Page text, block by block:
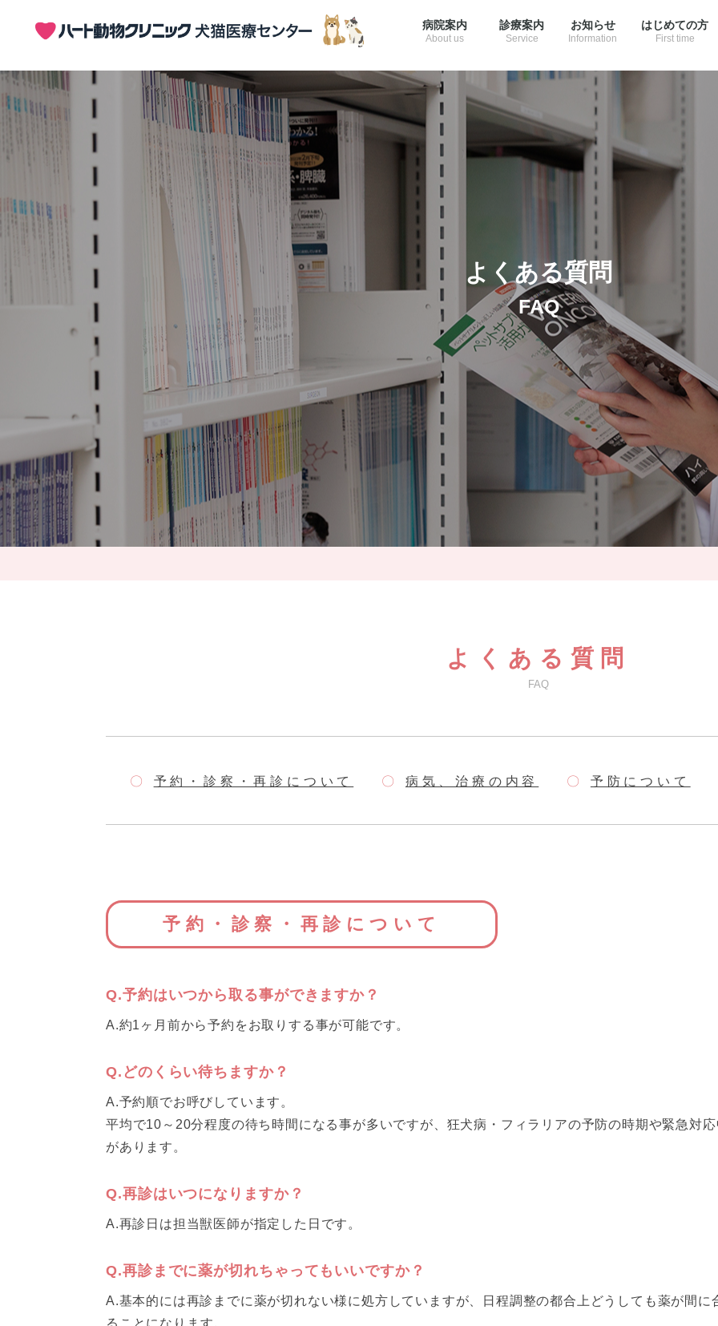
病院案内
About us
診療案内
Service
お知らせ
Information
はじめての方
First time
よくある質問
FAQ
よくある質問
FAQ
予約・診察・再診について 病気、治療の内容 予防について
予約・診察・再診について
Q.予約はいつから取る事ができますか？
A.約1ヶ月前から予約をお取りする事が可能です。
Q.どのくらい待ちますか？
A.予約順でお呼びしています。
平均で10～20分程度の待ち時間になる事が多いですが、狂犬病・フィラリアの予防の時期や緊急対
があります。
Q.再診はいつになりますか？
A.再診日は担当獣医師が指定した日です。
Q.再診までに薬が切れちゃってもいいですか？
A.基本的には再診までに薬が切れない様に処方していますが、日程調整の都合上どうしても薬が間
ることになります。